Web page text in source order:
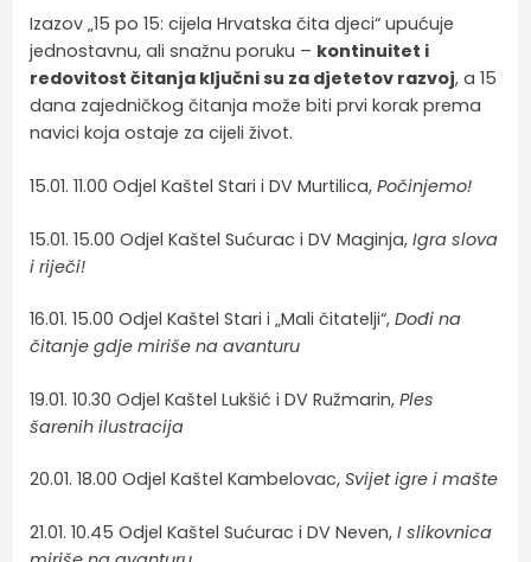
Izazov „15 po 15: cijela Hrvatska čita djeci“ upućuje
jednostavnu, ali snažnu poruku – kontinuitet i
redovitost čitanja ključni su za djetetov razvoj, a 15
dana zajedničkog čitanja može biti prvi korak prema
navici koja ostaje za cijeli život.
15.01. 11.00 Odjel Kaštel Stari i DV Murtilica,Počinjemo!
15.01. 15.00 Odjel Kaštel Sućurac i DV Maginja,Igra slova
i riječi!
16.01. 15.00 Odjel Kaštel Stari i „Mali čitatelji“,Dođi na
čitanje gdje miriše na avanturu
19.01. 10.30 Odjel Kaštel Lukšić i DV Ružmarin,Ples
šarenih ilustracija
20.01. 18.00 Odjel Kaštel Kambelovac,Svijet igre i mašte
21.01. 10.45 Odjel Kaštel Sućurac i DV Neven,I slikovnica